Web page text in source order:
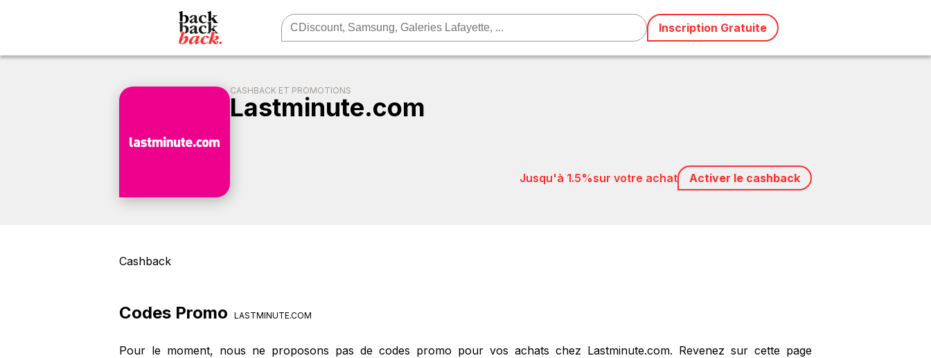
CASHBACK ET PROMOTIONS
Lastminute.com
jusqu'à 1.5%sur votre achat Activer le cashback
Cashback
Codes Promo LASTMINUTE.COM
Pour le moment, nous ne proposons pas de codes promo pour vos achats chez Lastminute.com. Revenez sur cette page
Inscription Gratuite